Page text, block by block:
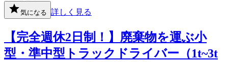
気になる 詳しく見る
【完全週休2日制！】廃棄物を運ぶ小
型・準中型トラックドライバー（1t~3t